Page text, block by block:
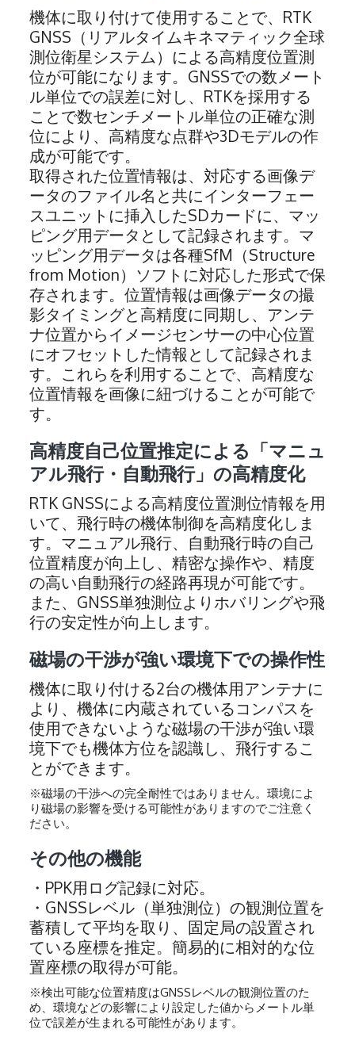
機体に取り付けて使用することで、RTK
GNSS（リアルタイムキネマティック全球
測位衛星システム）による高精度位置測
位が可能になります。GNSSでの数メート
ル単位での誤差に対し、RTKを採用する
ことで数センチメートル単位の正確な測
位により、高精度な点群や3Dモデルの作
成が可能です。
取得された位置情報は、対応する画像デ
ータのファイル名と共にインターフェー
スユニットに挿入したSDカードに、マッ
ピング用データとして記録されます。マ
ッピング用データは各種SfM（Structure
from Motion）ソフトに対応した形式で保
存されます。位置情報は画像データの撮
影タイミングと高精度に同期し、アンテ
ナ位置からイメージセンサーの中心位置
にオフセットした情報として記録されま
す。これらを利用することで、高精度な
位置情報を画像に紐づけることが可能で
す。
高精度自己位置推定による「マニュ
アル飛行・自動飛行」の高精度化
RTK GNSSによる高精度位置測位情報を用
いて、飛行時の機体制御を高精度化しま
す。マニュアル飛行、自動飛行時の自己
位置精度が向上し、精密な操作や、精度
の高い自動飛行の経路再現が可能です。
また、GNSS単独測位よりホバリングや飛
行の安定性が向上します。
磁場の干渉が強い環境下での操作性
機体に取り付ける2台の機体用アンテナに
より、機体に内蔵されているコンパスを
使用できないような磁場の干渉が強い環
境下でも機体方位を認識し、飛行するこ
とができます。
※磁場の干渉への完全耐性ではありません。環境によ
り磁場の影響を受ける可能性がありますのでご注意く
ださい。
その他の機能
・PPK用ログ記録に対応。
・GNSSレベル（単独測位）の観測位置を
蓄積して平均を取り、固定局の設置され
ている座標を推定。簡易的に相対的な位
置座標の取得が可能。
※検出可能な位置精度はGNSSレベルの観測位置のた
め、環境などの影響により設定した値からメートル単
位で誤差が生まれる可能性があります。